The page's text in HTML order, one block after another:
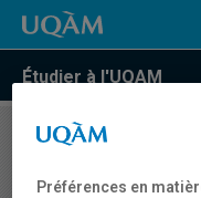
Étudier à l'UQAM
COURS//
Préférences en